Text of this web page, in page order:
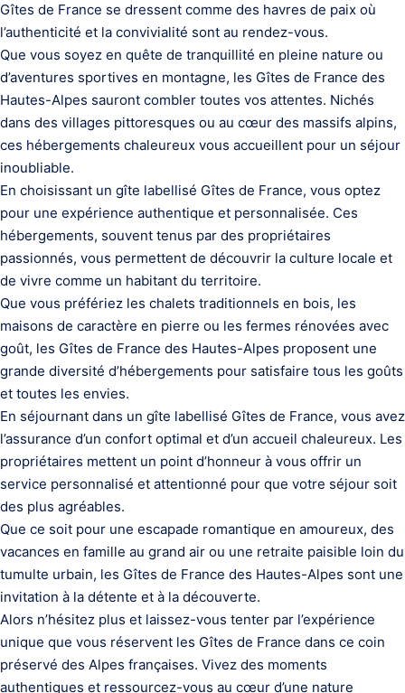
Gîtes de France se dressent comme des havres de paix où
l’authenticité et la convivialité sont au rendez-vous.
Que vous soyez en quête de tranquillité en pleine nature ou
d’aventures sportives en montagne, les Gîtes de France des
Hautes-Alpes sauront combler toutes vos attentes. Nichés
dans des villages pittoresques ou au cœur des massifs alpins,
ces hébergements chaleureux vous accueillent pour un séjour
inoubliable.
En choisissant un gîte labellisé Gîtes de France, vous optez
pour une expérience authentique et personnalisée. Ces
hébergements, souvent tenus par des propriétaires
passionnés, vous permettent de découvrir la culture locale et
de vivre comme un habitant du territoire.
Que vous préfériez les chalets traditionnels en bois, les
maisons de caractère en pierre ou les fermes rénovées avec
goût, les Gîtes de France des Hautes-Alpes proposent une
grande diversité d’hébergements pour satisfaire tous les goûts
et toutes les envies.
En séjournant dans un gîte labellisé Gîtes de France, vous avez
l’assurance d’un confort optimal et d’un accueil chaleureux. Les
propriétaires mettent un point d’honneur à vous offrir un
service personnalisé et attentionné pour que votre séjour soit
des plus agréables.
Que ce soit pour une escapade romantique en amoureux, des
vacances en famille au grand air ou une retraite paisible loin du
tumulte urbain, les Gîtes de France des Hautes-Alpes sont une
invitation à la détente et à la découverte.
Alors n’hésitez plus et laissez-vous tenter par l’expérience
unique que vous réservent les Gîtes de France dans ce coin
préservé des Alpes françaises. Vivez des moments
authentiques et ressourcez-vous au cœur d’une nature